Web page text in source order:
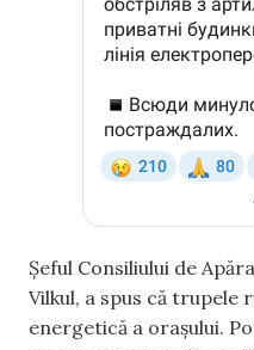
Șeful Consiliului de
Vilkul, a spus că
energetică a orașului.